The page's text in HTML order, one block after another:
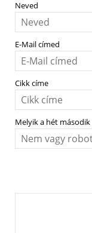
Neved
E-Mail címed
Cikk címe
Melyik a hét második